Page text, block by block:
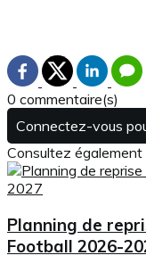
0 commentaire(s)
Connectez-vous
Consultez également
Planning de
Football 2026-